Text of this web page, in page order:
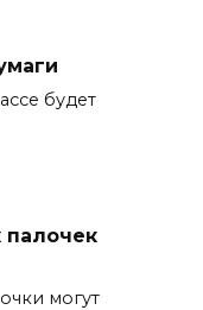
будет
могут